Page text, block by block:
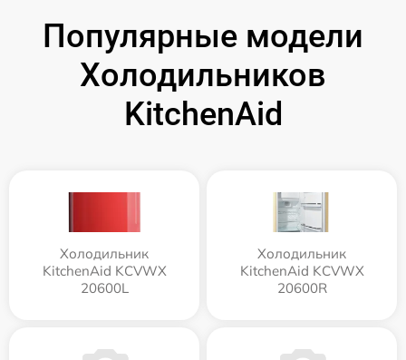
Популярные модели
Холодильников
KitchenAid
Холодильник
KitchenAid KCVWX
20600L
Холодильник
KitchenAid KCVWX
20600R